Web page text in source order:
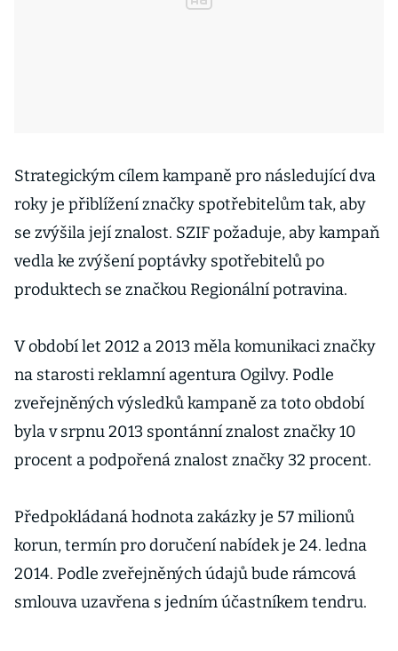
Strategickým cílem kampaně pro následující dva
roky je přiblížení značky spotřebitelům tak, aby
se zvýšila její znalost. SZIF požaduje, aby kampaň
vedla ke zvýšení poptávky spotřebitelů po
produktech se značkou Regionální potravina.
V období let 2012 a 2013 měla komunikaci značky
na starosti reklamní agentura Ogilvy. Podle
zveřejněných výsledků kampaně za toto období
byla v srpnu 2013 spontánní znalost značky 10
procent a podpořená znalost značky 32 procent.
Předpokládaná hodnota zakázky je 57 milionů
korun, termín pro doručení nabídek je 24. ledna
2014. Podle zveřejněných údajů bude rámcová
smlouva uzavřena s jedním účastníkem tendru.